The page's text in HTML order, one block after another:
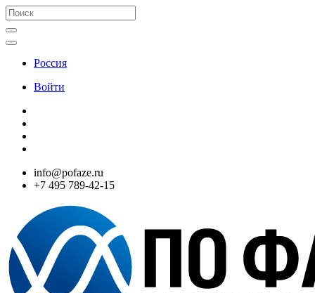
Россия
Войти
info@pofaze.ru
+7 495 789-42-15